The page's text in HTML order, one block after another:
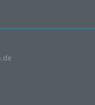
f)
auf